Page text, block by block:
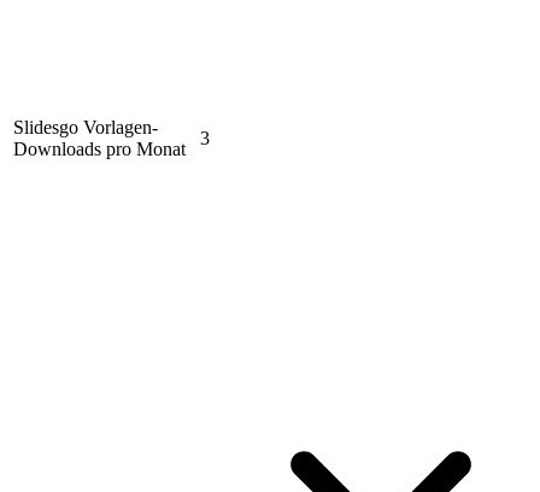
Slidesgo Vorlagen-
Downloads pro Monat
3